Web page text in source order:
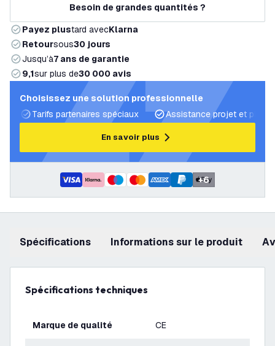
Besoin de grandes quantités ?
Payez plustard avecKlarna
Retoursous30 jours
Jusqu’à7 ans de garantie
9,1sur plus de30 000 avis
Choisissez une solution professionnelle
Tarifs partenaires spéciaux
Assistance projet et plans
En savoir plus
+6
Spécifications Informations sur le produit
Spécifications techniques
Marque de qualité CE